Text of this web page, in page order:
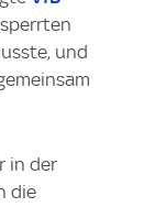
und
in der
die